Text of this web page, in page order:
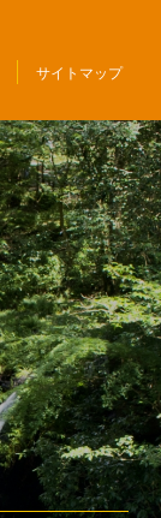
サイトマップ